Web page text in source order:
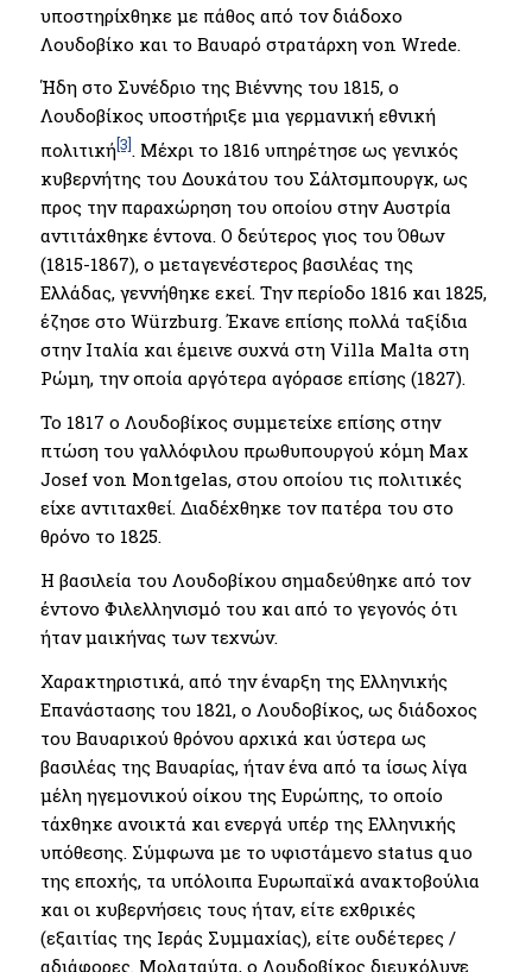
υποστηρίχθηκε με πάθος από τον διάδοχο
Λουδοβίκο και το Βαυαρό στρατάρχη von Wrede.
Ήδη στο Συνέδριο της Βιέννης του 1815, ο
Λουδοβίκος υποστήριξε μια γερμανική εθνική
πολιτική[3]. Μέχρι το 1816 υπηρέτησε ως γενικός
κυβερνήτης του Δουκάτου του Σάλτσμπουργκ, ως
προς την παραχώρηση του οποίου στην Αυστρία
αντιτάχθηκε έντονα. Ο δεύτερος γιος του Όθων
(1815-1867), ο μεταγενέστερος βασιλέας της
Ελλάδας, γεννήθηκε εκεί. Την περίοδο 1816 και 1825,
έζησε στο Würzburg. Έκανε επίσης πολλά ταξίδια
στην Ιταλία και έμεινε συχνά στη Villa Malta στη
Ρώμη, την οποία αργότερα αγόρασε επίσης (1827).
Το 1817 ο Λουδοβίκος συμμετείχε επίσης στην
πτώση του γαλλόφιλου πρωθυπουργού κόμη Max
Josef von Montgelas, στου οποίου τις πολιτικές
είχε αντιταχθεί. Διαδέχθηκε τον πατέρα του στο
θρόνο το 1825.
Η βασιλεία του Λουδοβίκου σημαδεύθηκε από τον
έντονο Φιλελληνισμό του και από το γεγονός ότι
ήταν μαικήνας των τεχνών.
Χαρακτηριστικά, από την έναρξη της Ελληνικής
Επανάστασης του 1821, ο Λουδοβίκος, ως διάδοχος
του Βαυαρικού θρόνου αρχικά και ύστερα ως
βασιλέας της Βαυαρίας, ήταν ένα από τα ίσως λίγα
μέλη ηγεμονικού οίκου της Ευρώπης, το οποίο
τάχθηκε ανοικτά και ενεργά υπέρ της Ελληνικής
υπόθεσης. Σύμφωνα με το υφιστάμενο status quo
της εποχής, τα υπόλοιπα Ευρωπαϊκά ανακτοβούλια
και οι κυβερνήσεις τους ήταν, είτε εχθρικές
(εξαιτίας της Ιεράς Συμμαχίας), είτε ουδέτερες /
αδιάφορες. Μολαταύτα, ο Λουδοβίκος διευκόλυνε